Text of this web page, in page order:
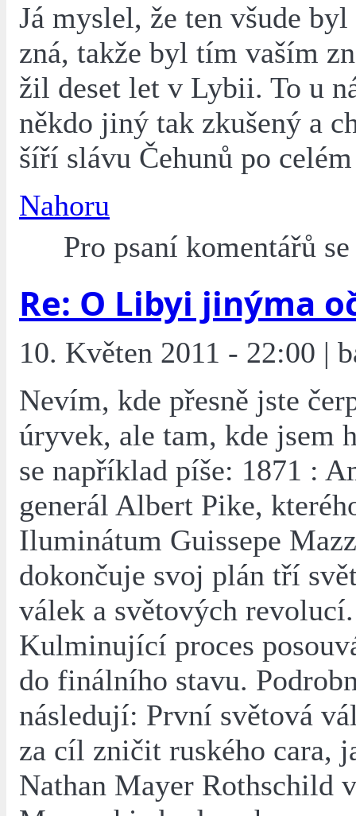
Já myslel, že ten všude byl
zná, takže byl tím vaším
žil deset let v Lybii. To u
někdo jiný tak zkušený a
šíří slávu Čehunů po
Nahoru
Pro psaní komentářů
Re: O Libyi jinýma
10. Květen 2011 - 22:00 |
Nevím, kde přesně jste
úryvek, ale tam, kde jsem
se například píše: 1871 :
generál Albert Pike,
Iluminátum Guissepe
dokončuje svoj plán tří
válek a světových revolucí.
Kulminující proces
do finálního stavu.
následují: První světová
za cíl zničit ruského cara,
Nathan Mayer Rothschild